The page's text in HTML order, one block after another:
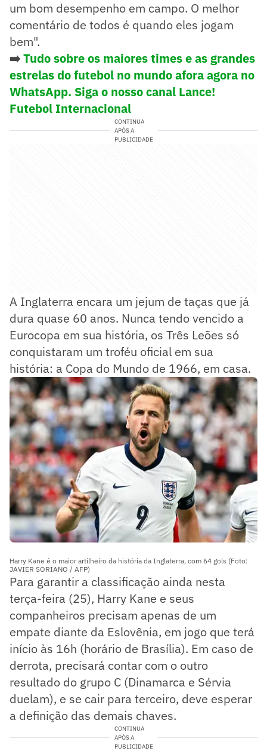
um bom desempenho em campo. O melhor
comentário de todos é quando eles jogam
bem".
➡️Tudo sobre os maiores times e as grandes
estrelas do futebol no mundo afora agora no
WhatsApp. Siga o nosso canal Lance!
Futebol Internacional
CONTINUA
APÓS A
PUBLICIDADE
A Inglaterra encara um jejum de taças que já
dura quase 60 anos. Nunca tendo vencido a
Eurocopa em sua história, os Três Leões só
conquistaram um troféu oficial em sua
história: a Copa do Mundo de 1966, em casa.
Harry Kane é o maior artilheiro da história da Inglaterra, com 64 gols (Foto:
JAVIER SORIANO / AFP)
Para garantir a classificação ainda nesta
terça-feira (25), Harry Kane e seus
companheiros precisam apenas de um
empate diante da Eslovênia, em jogo que terá
início às 16h (horário de Brasília). Em caso de
derrota, precisará contar com o outro
resultado do grupo C (Dinamarca e Sérvia
duelam), e se cair para terceiro, deve esperar
a definição das demais chaves.
CONTINUA
APÓS A
PUBLICIDADE